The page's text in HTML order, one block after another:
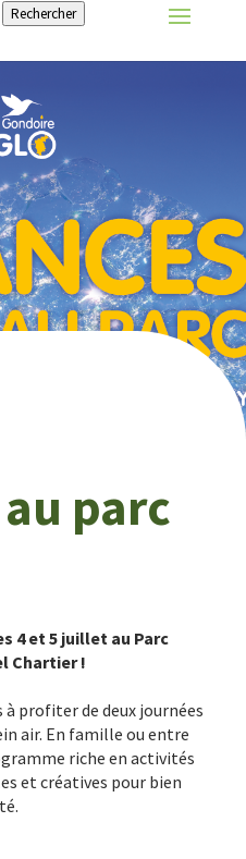
Rechercher
parc
4 et 5 juillet au Parc
Chartier !
profiter de deux journées
air. En famille ou entre
riche en activités
et créatives pour bien